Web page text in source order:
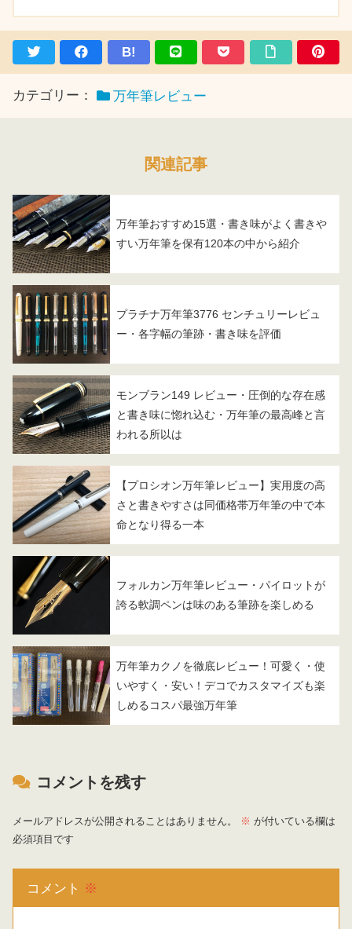
B!
カテゴリー： 万年筆レビュー
関連記事
万年筆おすすめ15選・書き味がよく書きや
すい万年筆を保有120本の中から紹介
プラチナ万年筆3776 センチュリーレビュ
ー・各字幅の筆跡・書き味を評価
モンブラン149 レビュー・圧倒的な存在感
と書き味に惚れ込む・万年筆の最高峰と言
われる所以は
【プロシオン万年筆レビュー】実用度の高
さと書きやすさは同価格帯万年筆の中で本
命となり得る一本
フォルカン万年筆レビュー・パイロットが
誇る軟調ペンは味のある筆跡を楽しめる
万年筆カクノを徹底レビュー！可愛く・使
いやすく・安い！デコでカスタマイズも楽
しめるコスパ最強万年筆
コメントを残す
メールアドレスが公開されることはありません。 ※ が付いている欄は
必須項目です
コメント ※